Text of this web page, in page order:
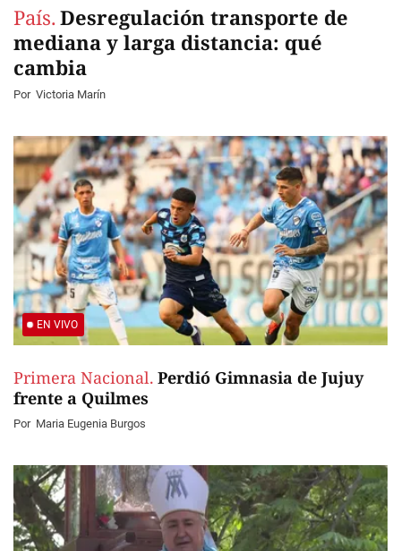
País. Desregulación transporte de
mediana y larga distancia: qué
cambia
Por Victoria Marín
EN VIVO
Primera Nacional. Perdió Gimnasia de Jujuy
frente a Quilmes
Por Maria Eugenia Burgos